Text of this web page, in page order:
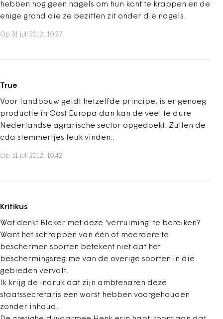
hebben nog geen nagels om hun kont te krappen en de
enige grond die ze bezitten zit onder die nagels.
Op 31 juli 2012, 10:27
True
Voor landbouw geldt hetzelfde principe, is er genoeg
productie in Oost Europa dan kan de veel te dure
Nederlandse agrarische sector opgedoekt. Zullen de
cda stemmertjes leuk vinden..
Op 31 juli 2012, 10:42
Kritikus
Wat denkt Bleker met deze 'verruiming' te bereiken?
Want het schrappen van één of meerdere te
beschermen soorten betekent niet dat het
beschermingsregime van de overige soorten in die
gebieden vervalt.
Ik krijg de indruk dat zijn ambtenaren deze
staatssecretaris een worst hebben voorgehouden
zonder inhoud.